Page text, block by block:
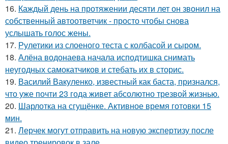
16. Каждый день на протяжении десяти лет он звонил на
собственный автоответчик - просто чтобы снова
услышать голос жены.
17. Рулетики из слоеного теста с колбасой и сыром.
18. Алёна водонаева начала исподтишка снимать
неугодных самокатчиков и стебать их в сторис.
19. Василий Вакуленко, известный как баста, признался,
что уже почти 23 года живет абсолютно трезвой жизнью.
20. Шарлотка на сгущёнке. Активное время готовки 15
мин.
21. Лерчек могут отправить на новую экспертизу после